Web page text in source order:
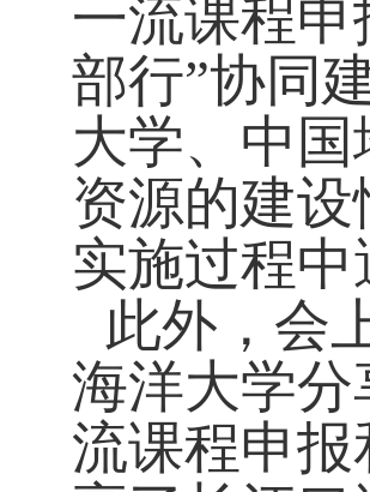
一流课程
部行”协同
大学、中
资源的建
实施过程
此外，会
海洋大学
流课程申